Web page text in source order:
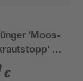
'Moos-
5
€